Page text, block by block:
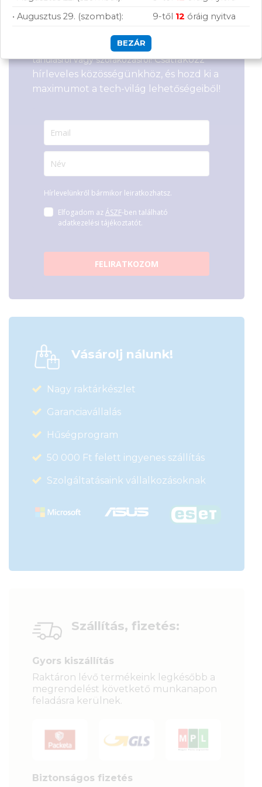
322 900Ft 435 900 Ft
megoldásokat, legyen szó munkáról,
tanulásról vagy szórakozásról!Csatlakozz
hírleveles közösségünkhöz, és hozd ki a
maximumot a tech-világ lehetőségeiből!
Hírlevelünkről bármikor leiratkozhatsz.
Elfogadom az ÁSZF-ben található
adatkezelési tájékoztatót.
FELIRATKOZOM
Vásárolj nálunk!
Nagy raktárkészlet
Garanciavállalás
Hűségprogram
50 000 Ft felett ingyenes szállítás
Szolgáltatásaink vállalkozásoknak
Szállítás, fizetés:
Gyors kiszállítás
Raktáron lévő termékeink legkésőbb a
megrendelést követkető munkanapon
feladásra kerülnek.
Biztonságos fizetés
• Augusztus 29. (szombat):
9-től 12 óráig nyitva
BEZÁR